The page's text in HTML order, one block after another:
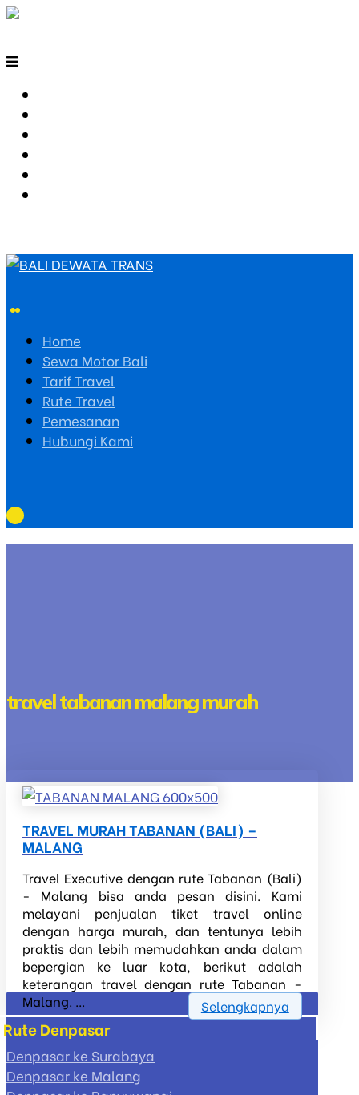
Home
Sewa Motor Bali
Tarif Travel
Rute Travel
Pemesanan
Hubungi Kami
travel tabanan malang murah
TRAVEL MURAH TABANAN (BALI) –
MALANG
Travel Executive dengan rute Tabanan (Bali)
- Malang bisa anda pesan disini. Kami
melayani penjualan tiket travel online
dengan harga murah, dan tentunya lebih
praktis dan lebih memudahkan anda dalam
bepergian ke luar kota, berikut adalah
keterangan travel dengan rute Tabanan -
Malang. ...
Selengkapnya
Rute Denpasar
Denpasar ke Surabaya
Denpasar ke Malang